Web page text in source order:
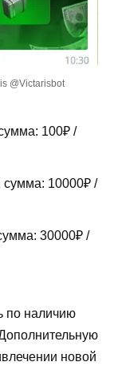
@Victarisbot
100₽ /
10000₽ /
30000₽ /
по наличию
новой